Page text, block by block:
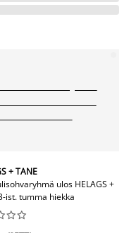
+ TANE
ulos HELAGS +
ist. tumma hiekka


